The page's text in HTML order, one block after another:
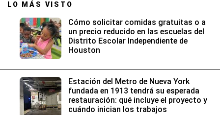
LO MÁS VISTO
Cómo solicitar comidas gratuitas o a
un precio reducido en las escuelas del
Distrito Escolar Independiente de
Houston
Estación del Metro de Nueva York
fundada en 1913 tendrá su esperada
restauración: qué incluye el proyecto y
cuándo inician los trabajos